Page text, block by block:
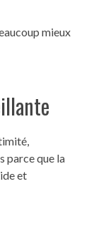
mieux
parce que la
et